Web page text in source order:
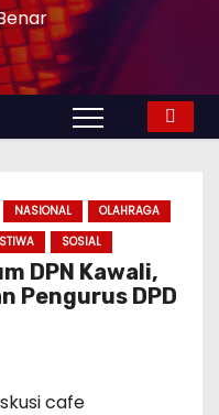
NASIONAL
OLAHRAGA
SOSIAL
DPN Kawali,
Pengurus DPD
cafe